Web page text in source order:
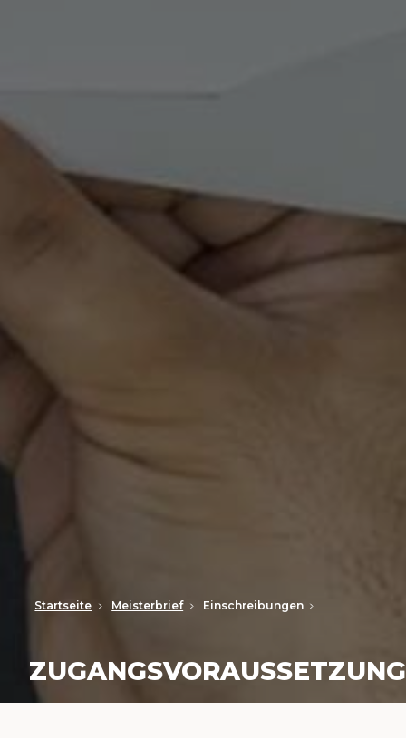
Startseite Meisterbrief Einschreibungen